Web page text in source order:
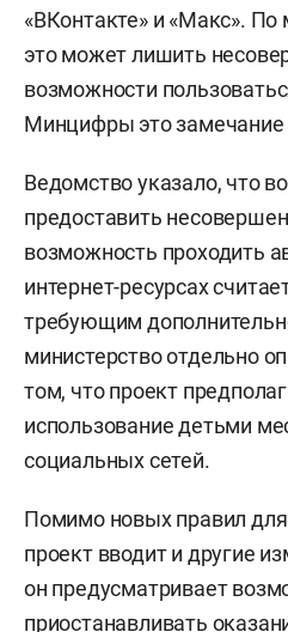
«ВКонтакте» и «Макс».
это может лишить
возможности
Минцифры это
Ведомство указало, что
предоставить
возможность проходить
интернет-ресурсах
требующим
министерство отдельно
том, что проект
использование детьми
социальных сетей.
Помимо новых правил для
проект вводит и другие
он предусматривает
приостанавливать